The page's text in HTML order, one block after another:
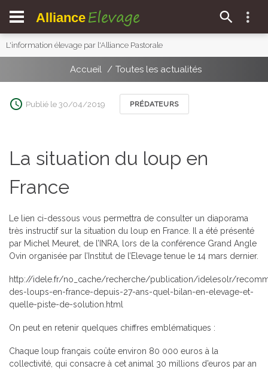
Alliance Elevage
L'information élevage par l'Alliance Pastorale
Accueil Toutes les actualités
Publié le 30/04/2019 PRÉDATEURS
La situation du loup en
France
Le lien ci-dessous vous permettra de consulter un diaporama
très instructif sur la situation du loup en France. Il a été présenté
par Michel Meuret, de l’INRA, lors de la conférence Grand Angle
Ovin organisée par l’Institut de l’Elevage tenue le 14 mars dernier.
http://idele.fr/no_cache/recherche/publication/idelesolr/
des-loups-en-france-depuis-27-ans-quel-bilan-en-elevage-et-
quelle-piste-de-solution.html
On peut en retenir quelques chiffres emblématiques :
Chaque loup français coûte environ 80 000 euros à la
collectivité, qui consacre à cet animal 30 millions d’euros par an